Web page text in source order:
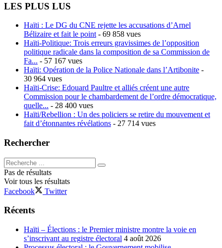
LES PLUS LUS
Haïti : Le DG du CNE rejette les accusations d’Arnel
Bélizaire et fait le point - 69 858 vues
Haïti-Politique: Trois erreurs gravissimes de l’opposition
politique radicale dans la composition de sa Commission de
Fa... - 57 167 vues
Haïti: Opération de la Police Nationale dans l’Artibonite -
30 964 vues
Haïti-Crise: Edouard Paultre et alliés créent une autre
Commission pour le chambardement de l’ordre démocratique,
quelle... - 28 400 vues
Haïti/Rebellion : Un des policiers se retire du mouvement et
fait d’étonnantes révélations - 27 714 vues
Rechercher
Pas de résultats
Voir tous les résultats
Facebook
Twitter
Récents
Haïti – Élections : le Premier ministre montre la voie en
s’inscrivant au registre électoral 4 août 2026